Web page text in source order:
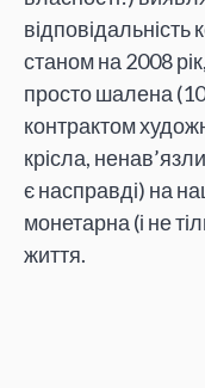
станом на 2008
просто шалена
контрактом
крісла,
є насправді) на
монетарна (і не
життя.